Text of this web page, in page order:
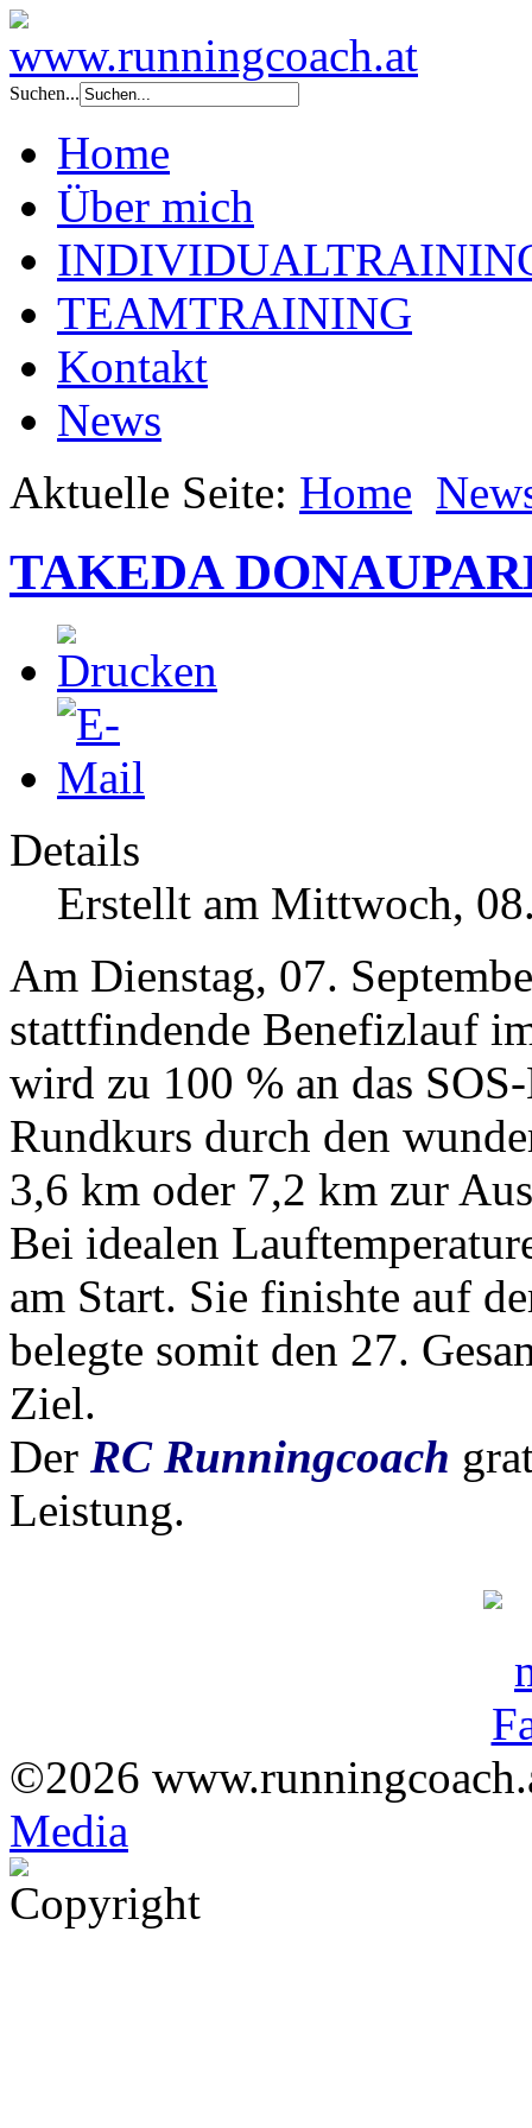
Suchen...
Home
Über mich
TEAMTRAINING
Kontakt
News
Aktuelle Seite: Home
TAKEDA
Details
Erstellt am Mittwoch,
Am Dienstag, 07.
stattfindende Benefizlauf
wird zu 100 % an das
Rundkurs durch den
3,6 km oder 7,2 km zur
Bei idealen
am Start. Sie finishte auf
belegte somit den 27.
Ziel.
Der RC Runningcoach
Leistung.
©2026
Media